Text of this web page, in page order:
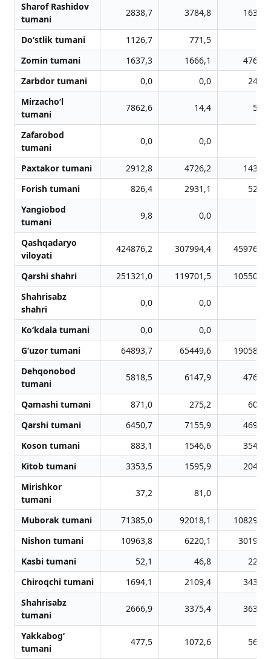
Sharof Rashidov
tumani
2838,7 3784,8 1631,0
Do‘stlik tumani 1126,7 771,5
Zomin tumani
1637,3 1666,1
4765,0
Zarbdor tumani
0,0 0,0
247,9
Mirzacho‘l
tumani
7862,6 14,4 55,3
Zafarobod
tumani
0,0 0,0
Paxtakor tumani 2912,8 4726,2
1438,9
Forish tumani
826,4 2931,1
524,8
Yangiobod
tumani
9,8 0,0
Qashqadaryo
viloyati
424876,2 307994,4 459765,2
Qarshi shahri 251321,0 119701,5
105509,1
Shahrisabz
shahri
0,0 0,0
Ko‘kdala tumani 0,0 0,0
G‘uzor tumani
64893,7 65449,6
190584,2
Dehqonobod
tumani
5818,5 6147,9 4760,2
Qamashi tumani 871,0 275,2
609,0
Qarshi tumani
6450,7 7155,9
4692,5
Koson tumani
883,1 1546,6
3548,6
Kitob tumani
3353,5 1595,9
2047,5
Mirishkor
tumani
37,2 81,0
Muborak tumani 71385,0 92018,1
108297,4
Nishon tumani
10963,8 6220,1
30190,1
Kasbi tumani
52,1 46,8
227,4
Chiroqchi tumani
1694,1 2109,4
3437,0
Shahrisabz
tumani
2666,9 3375,4 3633,0
Yakkabog‘
tumani
477,5 1072,6 565,2